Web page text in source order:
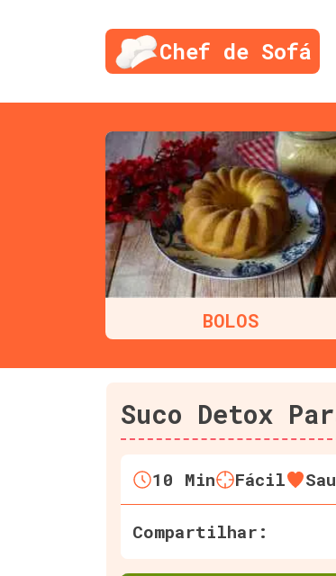
Chef de Sofá
BOLOS
Suco Detox
10 Min Fácil
Compartilhar: